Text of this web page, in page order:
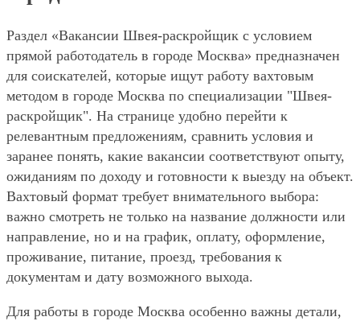
Раздел «Вакансии Швея-раскройщик с условием
прямой работодатель в городе Москва» предназначен
для соискателей, которые ищут работу вахтовым
методом в городе Москва по специализации "Швея-
раскройщик". На странице удобно перейти к
релевантным предложениям, сравнить условия и
заранее понять, какие вакансии соответствуют опыту,
ожиданиям по доходу и готовности к выезду на объект.
Вахтовый формат требует внимательного выбора:
важно смотреть не только на название должности или
направление, но и на график, оплату, оформление,
проживание, питание, проезд, требования к
документам и дату возможного выхода.
Для работы в городе Москва особенно важны детали,